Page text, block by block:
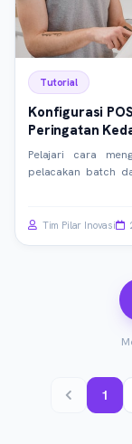
Tutorial
Konfigurasi
Peringatan
Pelajari cara
pelacakan batch
Tim Pilar Inovasi
1